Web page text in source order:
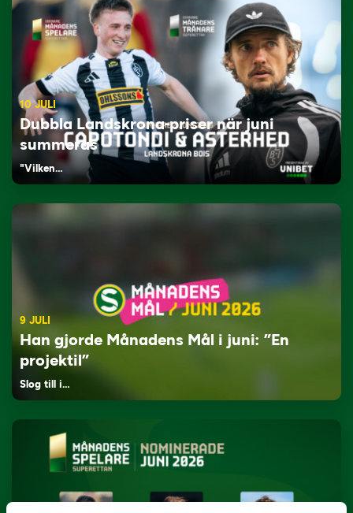
10 JULI
Dubbla Landskrona-priser när juni
summeras
"Vilken…
9 JULI
Han gjorde Månadens Mål i juni: ”En
projektil”
Slog till i…